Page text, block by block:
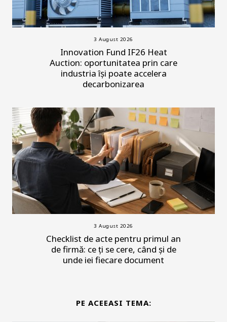
3 August 2026
Innovation Fund IF26 Heat
Auction: oportunitatea prin care
industria își poate accelera
decarbonizarea
3 August 2026
Checklist de acte pentru primul an
de firmă: ce ți se cere, când și de
unde iei fiecare document
PE ACEEASI TEMA: